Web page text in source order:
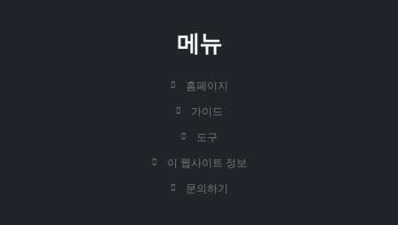
메뉴
홈페이지
가이드
도구
이 웹사이트 정보
문의하기